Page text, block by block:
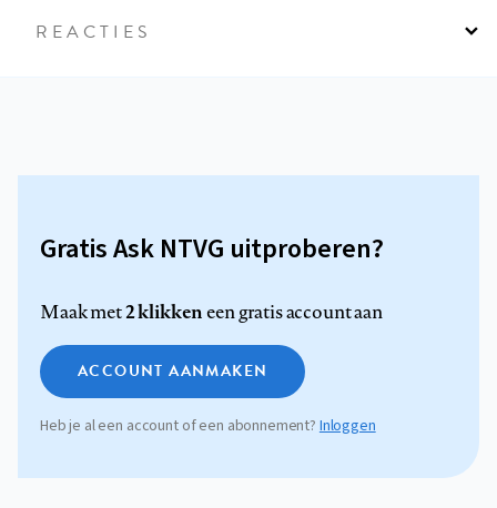
REACTIES
Gratis Ask NTVG uitproberen?
Maak met2 klikkeneen gratis account aan
ACCOUNT AANMAKEN
Heb je al een account of een abonnement? Inloggen